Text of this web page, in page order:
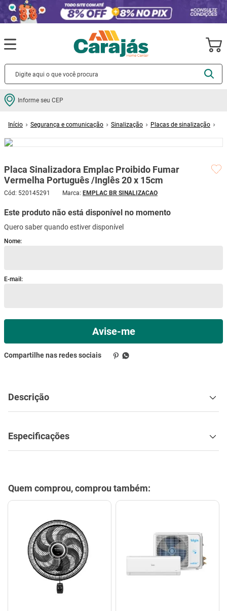
Informe seu CEP
Segurança e comunicação Sinalização
Placas de sinalização
15cm
Placa Sinalizadora Emplac Proibido Fumar
Vermelha Português /Inglês 20 x 15cm
Cód: 520145291 EMPLAC BR SINALIZACAO
Este produto não está disponível no momento
Quero saber quando estiver disponível
Descrição
Especificações
Quem comprou, comprou também:
Termos mais buscados
2º porcelanato
porta
6 º vaso sanitário
cadeira
9º